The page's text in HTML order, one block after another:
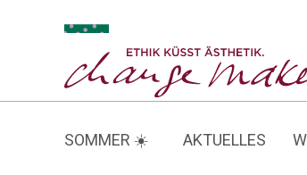
SOMMER ☀️ AKTUELLES